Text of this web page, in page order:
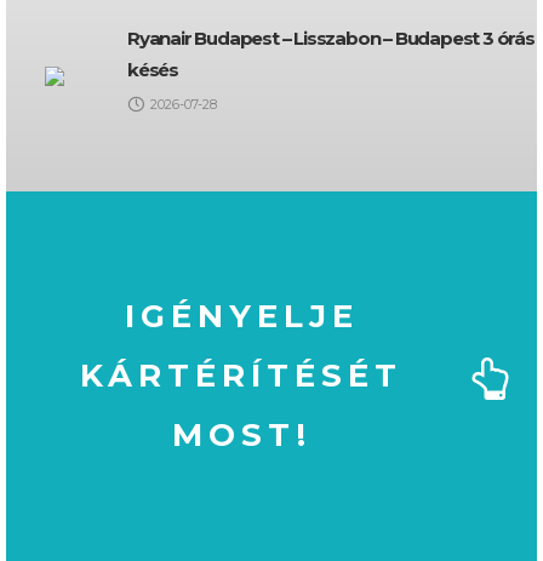
Ryanair Budapest – Lisszabon – Budapest 3 órás
késés
2026-07-28
IGÉNYELJE
KÁRTÉRÍTÉSÉT
MOST!